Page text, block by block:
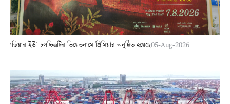
‘ডিয়ার ইউ’ চলচ্চিত্রটির ভিয়েতনামে প্রিমিয়ার অনুষ্ঠিত হয়েছে05-Aug-2026